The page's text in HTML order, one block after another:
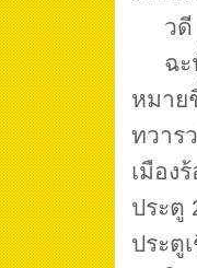
วดี
ฉะนั้
หมาย
ทวาร
เมือง
ประตู
ประตู